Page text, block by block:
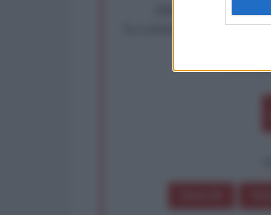
Abbiamo poco
La censura imposta a